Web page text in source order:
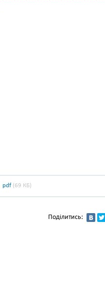
pdf (69 КБ)
Поділитись: